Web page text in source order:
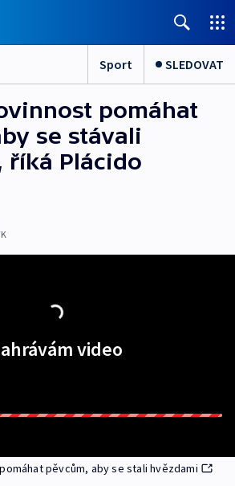
Sport SLEDOVAT
pomáhat
se stávali
říká Plácido
video
pěvcům, aby se stali hvězdami